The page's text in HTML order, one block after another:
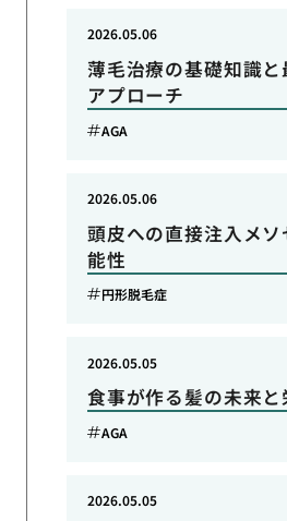
薄毛治療の基礎知識
アプローチ
2026.05.06
AGA
頭皮への直接注入メ
能性
2026.05.06
円形脱毛症
食事が作る髪の未来と
2026.05.05
AGA
2026.05.05